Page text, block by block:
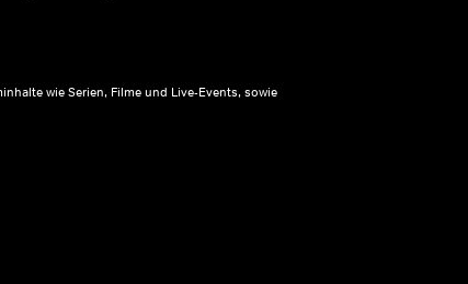
wie Serien, Filme und Live-Events, sowie